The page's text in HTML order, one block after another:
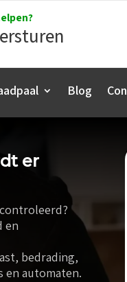
Blog
er
en
bedrading,
en automaten.